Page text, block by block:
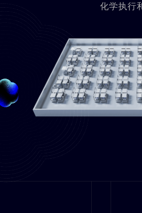
化学执行